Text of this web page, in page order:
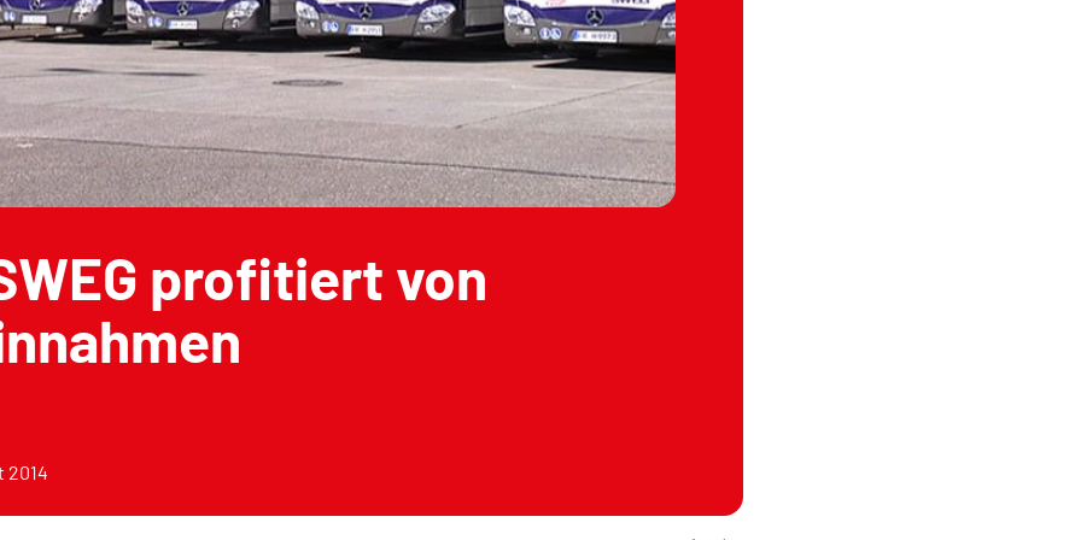
profitiert von
2014